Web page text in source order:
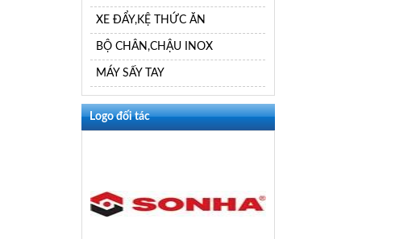
XE ĐẨY,KỆ THỨC ĂN
BỘ CHÂN,CHẬU INOX
MÁY SẤY TAY
Logo đối tác